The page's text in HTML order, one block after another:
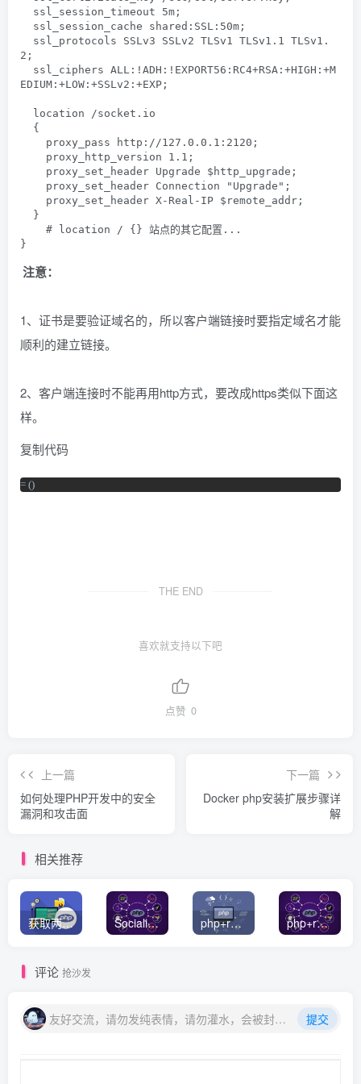
ssl_session_timeout 5m;
ssl_session_cache shared:SSL:50m;
ssl_protocols SSLv3 SSLv2 TLSv1 TLSv1.1 TLSv1.
2;
ssl_ciphers ALL:!ADH:!EXPORT56:RC4+RSA:+HIGH:+M
EDIUM:+LOW:+SSLv2:+EXP;
location /socket.io
{
proxy_pass http://127.0.0.1:2120;
proxy_http_version 1.1;
proxy_set_header Upgrade $http_upgrade;
proxy_set_header Connection "Upgrade";
proxy_set_header X-Real-IP $remote_addr;
}
# location / {} 站点的其它配置...
}
注意：
1、证书是要验证域名的，所以客户端链接时要指定域名才能
顺利的建立链接。
2、客户端连接时不能再用http方式，要改成https类似下面这
样。
复制代码
= ()
THE END
喜欢就支持以下吧
点赞 0
上一篇
如何处理PHP开发中的安全
漏洞和攻击面
下一篇
Docker php安装扩展步骤详
解
相关推荐
获取两个数组的交集或者并集数据 Socialite PHP 社交登录统一解决方案 php+redis简单队列实例 php+redis实现消息队列
评论 抢沙发
友好交流，请勿发纯表情，请勿灌水，会被封号喔 提交